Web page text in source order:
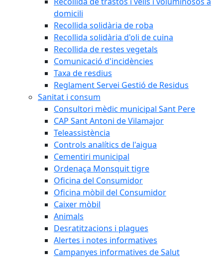
domicili
Recollida solidària de roba
Recollida solidària d'oli de cuina
Recollida de restes vegetals
Comunicació d'incidències
Taxa de resdius
Reglament Servei Gestió de Residus
Sanitat i consum
Consultori mèdic municipal Sant Pere
CAP Sant Antoni de Vilamajor
Teleassistència
Controls analítics de l'aigua
Cementiri municipal
Ordenaça Monsquit tigre
Oficina del Consumidor
Oficina mòbil del Consumidor
Caixer mòbil
Animals
Desratitzacions i plagues
Alertes i notes informatives
Campanyes informatives de Salut